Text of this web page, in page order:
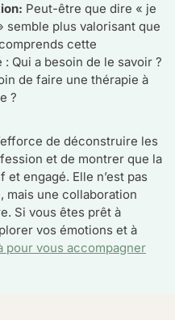
Peut-être que dire « je
semble plus valorisant que
cette
Qui a besoin de le savoir ?
de faire une thérapie à
?
de déconstruire les
et de montrer que la
engagé. Elle n’est pas
mais une collaboration
Si vous êtes prêt à
vos émotions et à
pour vous accompagner